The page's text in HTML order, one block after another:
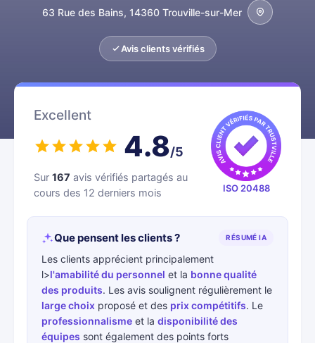
63 Rue des Bains, 14360 Trouville-sur-Mer
Avis clients vérifiés
Excellent
4.8/5
Sur 167 avis vérifiés partagés au
cours des 12 derniers mois
ISO 20488
Que pensent les clients ? RÉSUMÉ IA
Les clients apprécient principalement
l>l'amabilité du personnel et la bonne qualité
des produits. Les avis soulignent régulièrement le
large choix proposé et des prix compétitifs. Le
professionnalisme et la disponibilité des
équipes sont également des points forts